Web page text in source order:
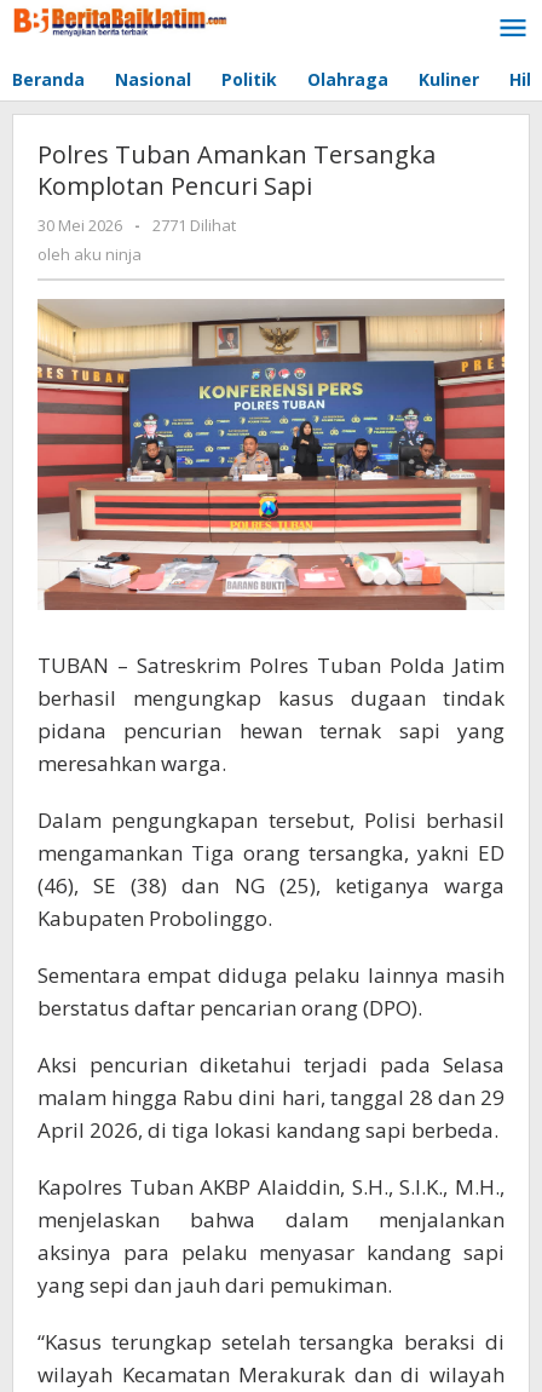
Lewati
ke
Beranda Nasional Politik Olahraga Kuliner
Polres Tuban Amankan Tersangka
Komplotan Pencuri Sapi
30 Mei 2026
oleh
aku
-
2771 Dilihat
oleh aku ninja
TUBAN – Satreskrim Polres Tuban Polda Jatim
berhasil mengungkap kasus dugaan tindak
pidana pencurian hewan ternak sapi yang
meresahkan warga.
Dalam pengungkapan tersebut, Polisi berhasil
mengamankan Tiga orang tersangka, yakni ED
(46), SE (38) dan NG (25), ketiganya warga
Kabupaten Probolinggo.
Sementara empat diduga pelaku lainnya masih
berstatus daftar pencarian orang (DPO).
Aksi pencurian diketahui terjadi pada Selasa
malam hingga Rabu dini hari, tanggal 28 dan 29
April 2026, di tiga lokasi kandang sapi berbeda.
Kapolres Tuban AKBP Alaiddin, S.H., S.I.K., M.H.,
menjelaskan bahwa dalam menjalankan
aksinya para pelaku menyasar kandang sapi
yang sepi dan jauh dari pemukiman.
“Kasus terungkap setelah tersangka beraksi di
wilayah Kecamatan Merakurak dan di wilayah